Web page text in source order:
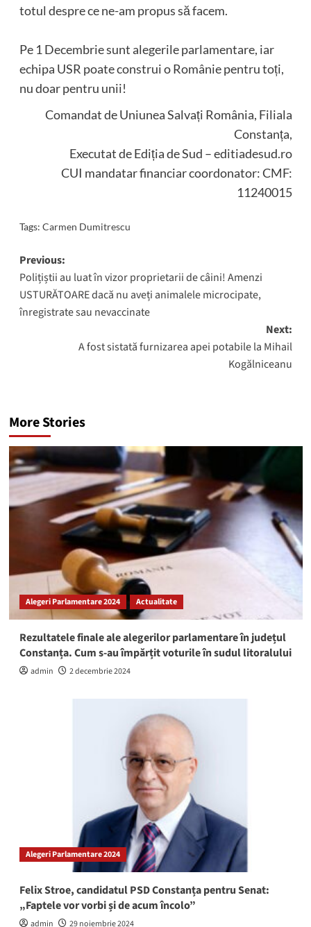
totul despre ce ne-am propus să facem.
Pe 1 Decembrie sunt alegerile parlamentare, iar
echipa USR poate construi o Românie pentru toți,
nu doar pentru unii!
Comandat de Uniunea Salvați România, Filiala
Constanța,
Executat de Ediția de Sud – editiadesud.ro
CUI mandatar financiar coordonator: CMF:
11240015
Tags: Carmen Dumitrescu
Post
navigation
Previous:
Polițiștii au luat în vizor proprietarii de câini! Amenzi
USTURĂTOARE dacă nu aveți animalele microcipate,
înregistrate sau nevaccinate
Next:
A fost sistată furnizarea apei potabile la Mihail
Kogălniceanu
More Stories
Alegeri Parlamentare 2024 Actualitate
Rezultatele finale ale alegerilor parlamentare în județul
Constanța. Cum s-au împărțit voturile în sudul litoralului
admin 2 decembrie 2024
Alegeri Parlamentare 2024
Felix Stroe, candidatul PSD Constanța pentru Senat:
„Faptele vor vorbi și de acum încolo”
admin 29 noiembrie 2024